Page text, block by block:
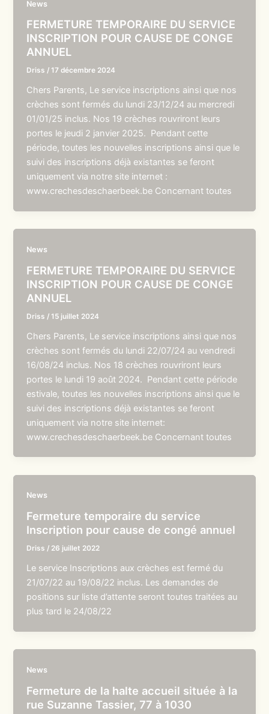
News
FERMETURE TEMPORAIRE DU SERVICE
INSCRIPTION POUR CAUSE DE CONGE
ANNUEL
Driss /17 décembre 2024
Chers Parents, Le service inscriptions ainsi que nos
crèches sont fermés du lundi 23/12/24 au mercredi
01/01/25 inclus. Nos 19 crèches rouvriront leurs
portes le jeudi 2 janvier 2025. Pendant cette
période, toutes les nouvelles inscriptions ainsi que le
suivi des inscriptions déjà existantes se feront
uniquement via notre site internet :
www.crechesdeschaerbeek.be Concernant toutes
News
FERMETURE TEMPORAIRE DU SERVICE
INSCRIPTION POUR CAUSE DE CONGE
ANNUEL
Driss /15 juillet 2024
Chers Parents, Le service inscriptions ainsi que nos
crèches sont fermés du lundi 22/07/24 au vendredi
16/08/24 inclus. Nos 18 crèches rouvriront leurs
portes le lundi 19 août 2024. Pendant cette période
estivale, toutes les nouvelles inscriptions ainsi que le
suivi des inscriptions déjà existantes se feront
uniquement via notre site internet:
www.crechesdeschaerbeek.be Concernant toutes
News
Fermeture temporaire du service
Inscription pour cause de congé annuel
Driss / 26 juillet 2022
Le service Inscriptions aux crèches est fermé du
21/07/22 au 19/08/22 inclus. Les demandes de
positions sur liste d’attente seront toutes traitées au
plus tard le 24/08/22
News
Fermeture de la halte accueil située à la
rue Suzanne Tassier, 77 à 1030